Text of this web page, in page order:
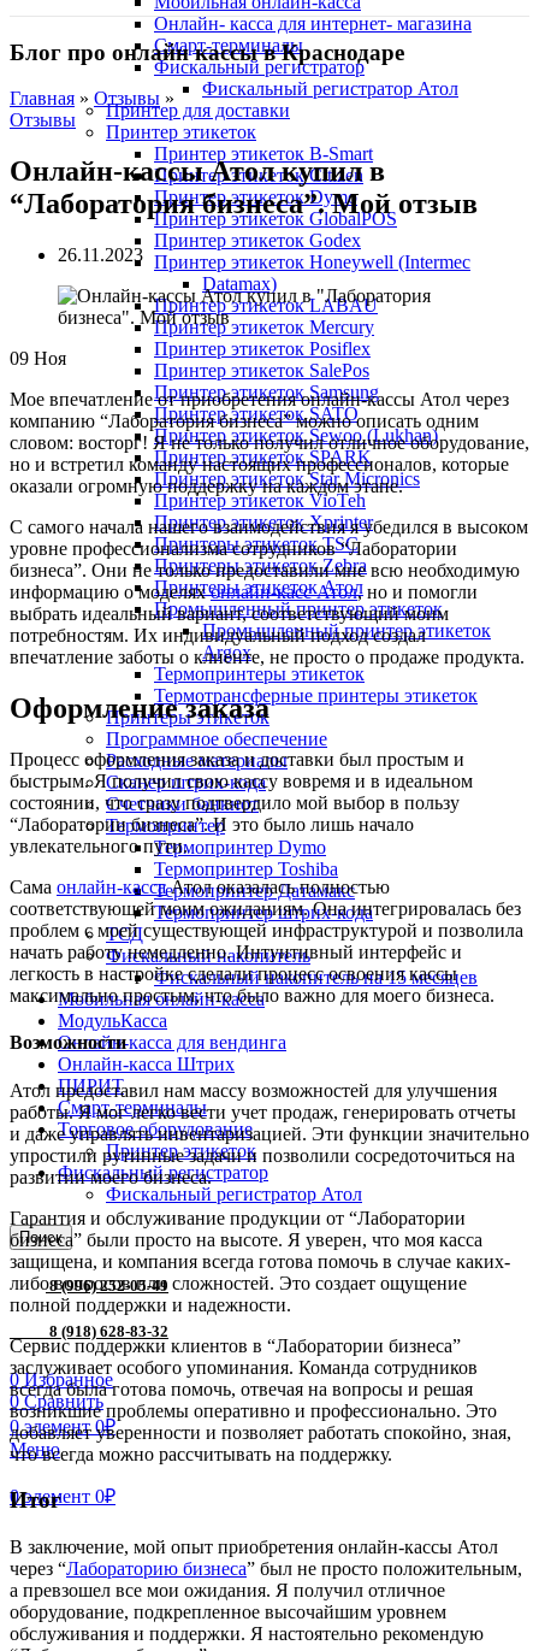
Онлайн- касса для интернет- магазина
Смарт-терминалы
Фискальный регистратор
Фискальный регистратор Атол
Принтер для доставки
Принтер этикеток
Принтер этикеток B-Smart
Принтер этикеток Citizen
Принтер этикеток Dymo
Принтер этикеток GlobalPOS
Принтер этикеток Godex
Принтер этикеток Honeywell (Intermec
Datamax)
Принтер этикеток LABAU
Принтер этикеток Mercury
Принтер этикеток Posiflex
Принтер этикеток SalePos
Принтер этикеток Samsung
Принтер этикеток SATO
Принтер этикеток Sewoo (Lukhan)
Принтер этикеток SPARK
Принтер этикеток Star Micronics
Принтер этикеток VioTeh
Принтер этикеток Xprinter
Принтеры этикеток TSC
Принтеры этикеток Zebra
Принтеры этикеток Атол
Промышленный принтер этикеток
Промышленный принтер этикеток
Argox
Термопринтеры этикеток
Термотрансферные принтеры этикеток
Принтеры этикеток
Программное обеспечение
Расходные материалы
Сканер штрих-кода
Счетчики банкнот
Термопринтер
Термопринтер Dymo
Термопринтер Toshiba
Термопринтер Датамакс
Термопринтер штрих-кода
ТСД
Фискальный накопитель
Фискальный накопитель на 15 месяцев
Мобильная онлайн-касса
МодульКасса
Онлайн-касса для вендинга
Онлайн-касса Штрих
ПИРИТ
Смарт-терминалы
Торговое оборудование
Принтер этикеток
Фискальный регистратор
Фискальный регистратор Атол
Поиск
8 (996) 252-05-49
8 (918) 628-83-32
0Избранное
0 Сравнить
0элемент 0₽
Меню
0элемент 0₽
Блог про онлайн кассы в Краснодаре
Главная » Отзывы »
Отзывы
Онлайн-кассы Атол купил в
“Лаборатория бизнеса”. Мой отзыв
26.11.2023
09 Ноя
Мое впечатление от приобретения онлайн-кассы Атол через
компанию “Лаборатория бизнеса” можно описать одним
словом: восторг! Я не только получил отличное оборудование,
но и встретил команду настоящих профессионалов, которые
оказали огромную поддержку на каждом этапе.
С самого начала нашего взаимодействия я убедился в высоком
уровне профессионализма сотрудников “Лаборатории
бизнеса”. Они не только предоставили мне всю необходимую
информацию о моделяхонлайн-касс Атол, но и помогли
выбрать идеальный вариант, соответствующий моим
потребностям. Их индивидуальный подход создал
впечатление заботы о клиенте, не просто о продаже продукта.
Оформление заказа
Процесс оформления заказа и доставки был простым и
быстрым. Я получил свою кассу вовремя и в идеальном
состоянии, что сразу подтвердило мой выбор в пользу
“Лаборатории бизнеса”. И это было лишь начало
увлекательного пути.
Сама онлайн-кассаАтол оказалась полностью
соответствующей моим ожиданиям. Она интегрировалась без
проблем с моей существующей инфраструктурой и позволила
начать работу немедленно. Интуитивный интерфейс и
легкость в настройке сделали процесс освоения кассы
максимально простым, что было важно для моего бизнеса.
Возможности
Атол предоставил нам массу возможностей для улучшения
работы. Я мог легко вести учет продаж, генерировать отчеты
и даже управлять инвентаризацией. Эти функции значительно
упростили рутинные задачи и позволили сосредоточиться на
развитии моего бизнеса.
Гарантия и обслуживание продукции от “Лаборатории
бизнеса” были просто на высоте. Я уверен, что моя касса
защищена, и компания всегда готова помочь в случае каких-
либо вопросов или сложностей. Это создает ощущение
полной поддержки и надежности.
Сервис поддержки клиентов в “Лаборатории бизнеса”
заслуживает особого упоминания. Команда сотрудников
всегда была готова помочь, отвечая на вопросы и решая
возникшие проблемы оперативно и профессионально. Это
добавляет уверенности и позволяет работать спокойно, зная,
что всегда можно рассчитывать на поддержку.
Итог
В заключение, мой опыт приобретения онлайн-кассы Атол
через “Лабораторию бизнеса” был не просто положительным,
а превзошел все мои ожидания. Я получил отличное
оборудование, подкрепленное высочайшим уровнем
обслуживания и поддержки. Я настоятельно рекомендую